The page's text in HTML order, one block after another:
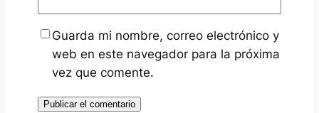
Guarda mi nombre, correo electrónico y
web en este navegador para la próxima
vez que comente.